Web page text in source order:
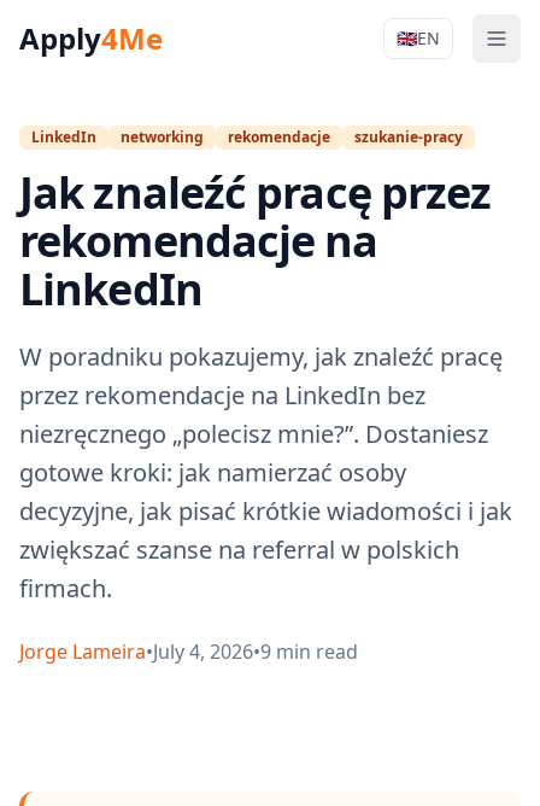
Apply4Me 🇬🇧EN
Apply4Me
LinkedIn networking rekomendacje szukanie-pracy
Jak znaleźć pracę przez
rekomendacje na
LinkedIn
W poradniku pokazujemy, jak znaleźć pracę
przez rekomendacje na LinkedIn bez
niezręcznego „polecisz mnie?”. Dostaniesz
gotowe kroki: jak namierzać osoby
decyzyjne, jak pisać krótkie wiadomości i jak
zwiększać szanse na referral w polskich
firmach.
Jorge Lameira•July 4, 2026•9 min read